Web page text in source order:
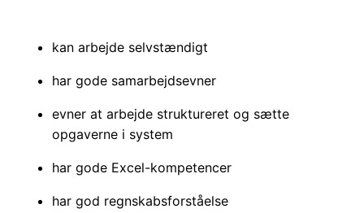
kan arbejde selvstændigt
har gode samarbejdsevner
evner at arbejde struktureret og sætte
opgaverne i system
har gode Excel-kompetencer
har god regnskabsforståelse